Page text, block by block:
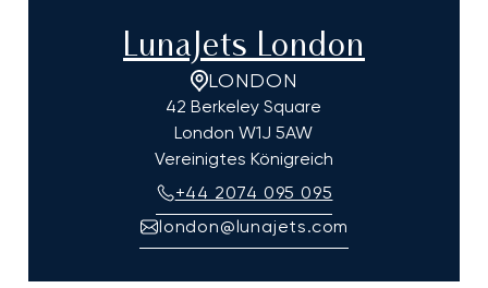
LunaJets London
LONDON
42 Berkeley Square
London W1J 5AW
Vereinigtes Königreich
+44 2074 095 095
london@lunajets.com